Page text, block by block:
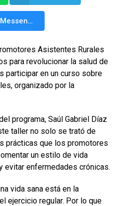
Messenger
Asistentes Rurales
para revolucionar la salud de
participar en un curso sobre
organizado por la
programa, Saúl Gabriel Díaz
taller no solo se trató de
prácticas que los promotores
un estilo de vida
evitar enfermedades crónicas.
vida sana está en la
ejercicio regular. Por lo que